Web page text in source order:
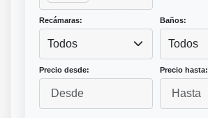
Recámaras:
Todos
Baños:
Todos
Precio desde: Precio hasta: